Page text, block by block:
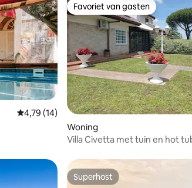
recensies
Gemiddelde beoordeling van 4,79 op 5, 14
4,79 (14)
Favoriet van gasten
Favoriet van gasten
Woning
Villa Civetta met tuin en hot
Superhost
Superhost